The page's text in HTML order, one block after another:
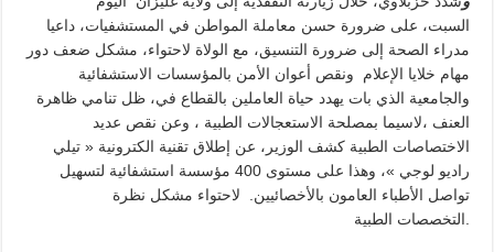
السبت، على ضرورة حسن معاملة المواطن في المستشفيات، داعيا
مدراء الصحة إلى ضرورة التنسيق، مع الولاة لاحتواء، مشكل ضعف دور
مهام خلايا الإعلام ونقص أعوان الأمن بالمؤسسات الاستشفائية
والجامعية الذي بات يهدد حياة العاملين بالقطاع في، ظل تنامي ظاهرة
العنف ،لاسيما بمصلحة الاستعجالات الطبية ، وعن نقص عديد
الاختصاصات الطبية كشف الوزير، عن إطلاق تقنية الكترونية « تيلي
راديو لوجي »، وهذا على مستوى 400 مؤسسة استشفائية لتسهيل
تواصل الأطباء العامون بالأخصائيين. لاحتواء مشكل نظرة